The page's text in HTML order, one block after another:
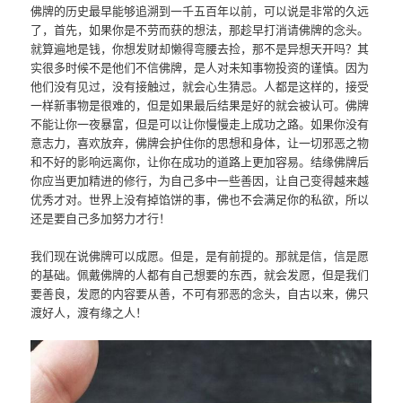
佛牌的历史最早能够追溯到一千五百年以前，可以说是非常的久远
了，首先，如果你是不劳而获的想法，那趁早打消请佛牌的念头。
就算遍地是钱，你想发财却懒得弯腰去捡，那不是异想天开吗？其
实很多时候不是他们不信佛牌，是人对未知事物投资的谨慎。因为
他们没有见过，没有接触过，就会心生猜忌。人都是这样的，接受
一样新事物是很难的，但是如果最后结果是好的就会被认可。佛牌
不能让你一夜暴富，但是可以让你慢慢走上成功之路。如果你没有
意志力，喜欢放弃，佛牌会护住你的思想和身体，让一切邪恶之物
和不好的影响远离你，让你在成功的道路上更加容易。结缘佛牌后
你应当更加精进的修行，为自己多中一些善因，让自己变得越来越
优秀才对。世界上没有掉馅饼的事，佛也不会满足你的私欲，所以
还是要自己多加努力才行！
我们现在说佛牌可以成愿。但是，是有前提的。那就是信，信是愿
的基础。佩戴佛牌的人都有自己想要的东西，就会发愿，但是我们
要善良，发愿的内容要从善，不可有邪恶的念头，自古以来，佛只
渡好人，渡有缘之人！